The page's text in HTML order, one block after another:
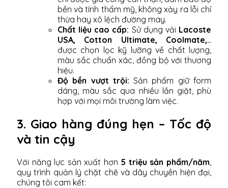
bền và tính thẩm mỹ, không xảy ra lỗi chỉ
thừa hay xô lệch đường may.
Chất liệu cao cấp: Sử dụng vải Lacoste
USA, Cotton Ultimate, Coolmate,..
được chọn lọc kỹ lưỡng về chất lượng,
màu sắc chuẩn xác, đồng bộ với thương
hiệu.
Độ bền vượt trội: Sản phẩm giữ form
dáng, màu sắc qua nhiều lần giặt, phù
hợp với mọi môi trường làm việc.
3. Giao hàng đúng hẹn – Tốc độ
và tin cậy
Với năng lực sản xuất hơn 5 triệu sản phẩm/năm
quy trình quản lý chặt chẽ và dây chuyền hiện đại,
chúng tôi cam kết: